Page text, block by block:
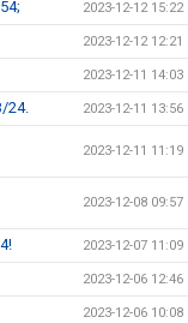
2023-12-12 15:22
2023-12-12 12:21
2023-12-11 14:03
24. 2023-12-11 13:56
2023-12-11 11:19
2023-12-08 09:57
2023-12-07 11:09
2023-12-06 12:46
2023-12-06 10:08